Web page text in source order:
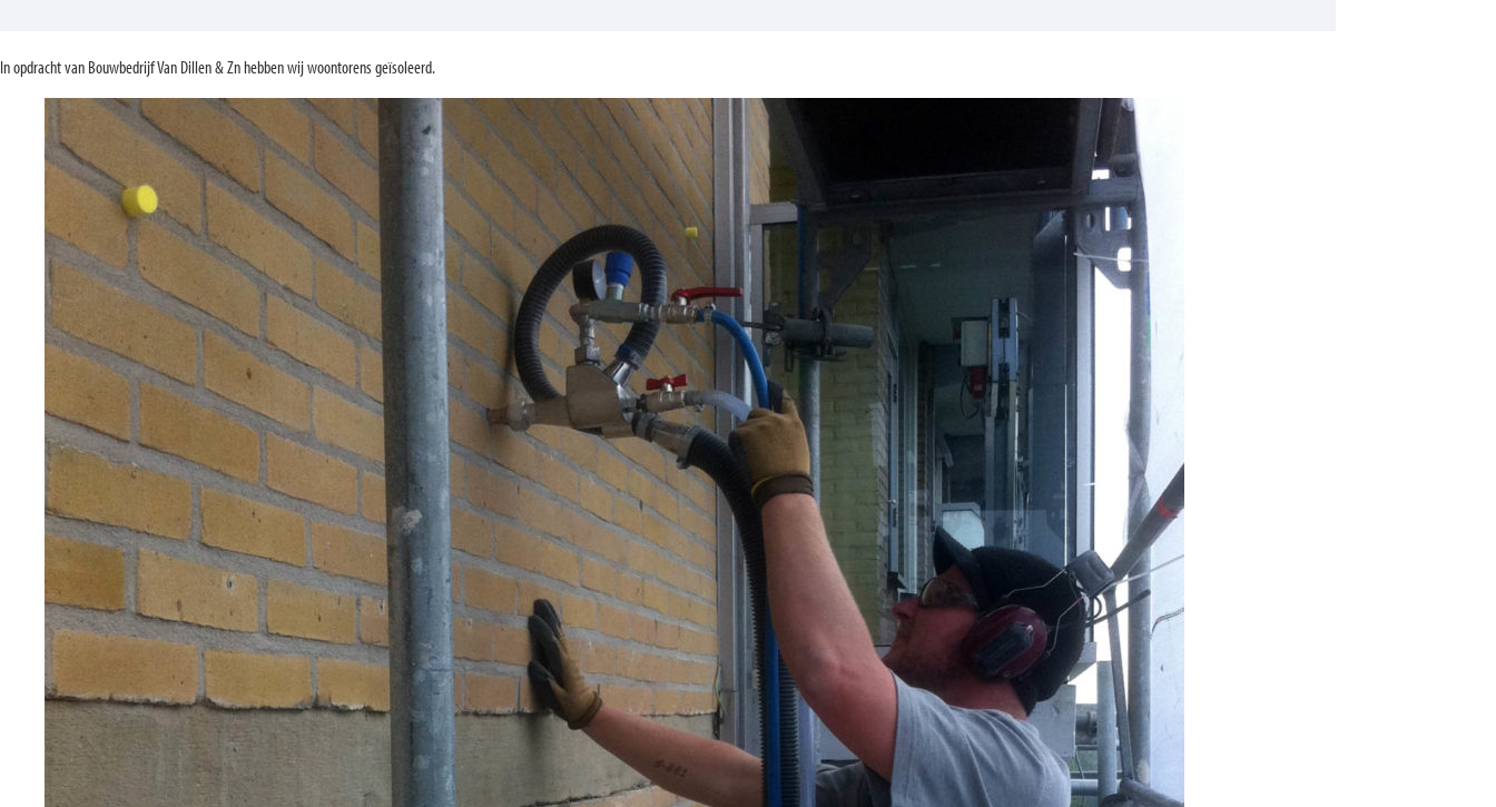
In opdracht van Bouwbedrijf Van Dillen & Zn hebben wij woontorens geïsoleerd.